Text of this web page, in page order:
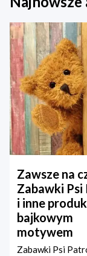
Zawsze na
Zabawki
i inne
bajkowym
motywem
Zabawki Psi